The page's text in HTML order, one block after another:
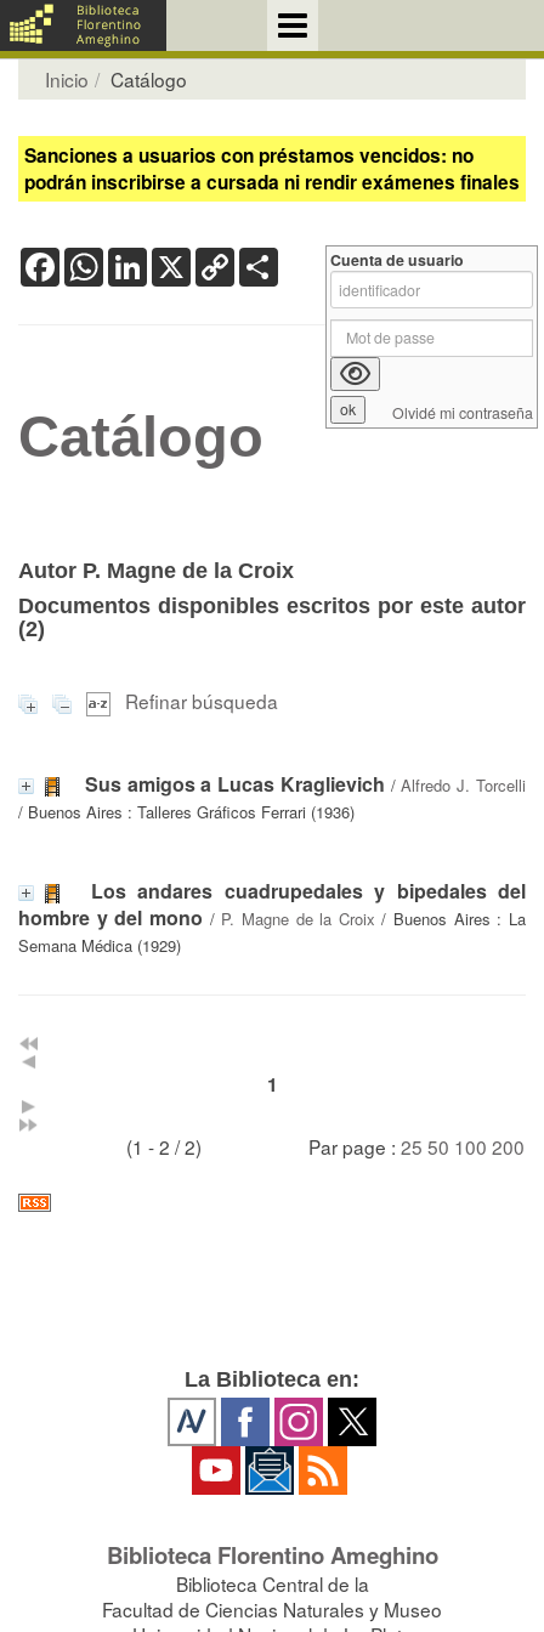
Inicio Catálogo
Sanciones a usuarios con préstamos vencidos: no
podrán inscribirse a cursada ni rendir exámenes finales
FacebookWhatsApp
LinkedIn
X Copy
Link
Catálogo
Autor P. Magne de la Croix
Documentos disponibles escritos por este autor
(2)
Refinar búsqueda
Sus amigos a Lucas Kraglievich /Alfredo J. Torcelli
/ Buenos Aires : Talleres Gráficos Ferrari (1936)
Los andares cuadrupedales y bipedales del
hombre y del mono / P. Magne de la Croix / Buenos Aires : La
Semana Médica (1929)
1
(1 - 2 / 2) Par page : 25 50 100 200
Cuenta de usuario
Olvidé mi contraseña
La Biblioteca en:
Biblioteca Florentino Ameghino
Biblioteca Central de la
Facultad de Ciencias Naturales y Museo